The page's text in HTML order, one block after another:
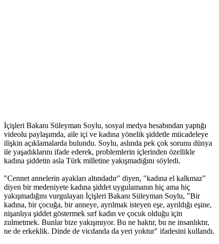
İçişleri Bakanı Süleyman Soylu, sosyal medya hesabından yaptığı
videolu paylaşımda, aile içi ve kadına yönelik şiddetle mücadeleye
ilişkin açıklamalarda bulundu. Soylu, aslında pek çok sorunu dünya
ile yaşadıklarını ifade ederek, problemlerin içlerinden özellikle
kadına şiddetin asla Türk milletine yakışmadığını söyledi.
"Cennet annelerin ayakları altındadır" diyen, "kadına el kalkmaz"
diyen bir medeniyete kadına şiddet uygulamanın hiç ama hiç
yakışmadığını vurgulayan İçişleri Bakanı Süleyman Soylu, "Bir
kadına, bir çocuğa, bir anneye, ayrılmak isteyen eşe, ayrıldığı eşine,
nişanlıya şiddet göstermek sırf kadın ve çocuk olduğu için
zulmetmek. Bunlar bize yakışmıyor. Bu ne haktır, bu ne insanlıktır,
ne de erkeklik. Dinde de vicdanda da yeri yoktur" ifadesini kullandı.